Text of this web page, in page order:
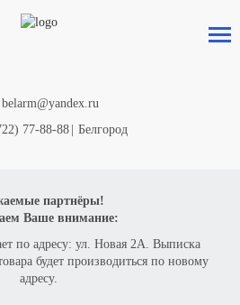
belarm@yandex.ru
77-88-88
Белгород
партнёры!
Ваше внимание:
по адресу: ул. Новая 2А. Выписка
будет производиться по новому
адресу.